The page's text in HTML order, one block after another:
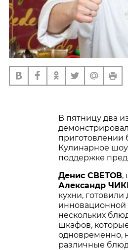
В пятницу два
приготовлении
Кулинарное
поддержке
Денис СВЕТОВ,
Александр
кухни,
инновационной
нескольких
шкафов,
одновременно,
различные